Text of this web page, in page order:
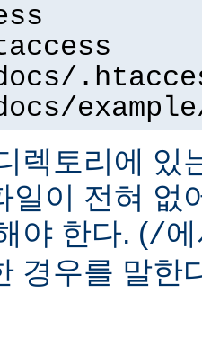
렉토리에 있
일이 전혀 없
야 한다. (/
경우를 말한